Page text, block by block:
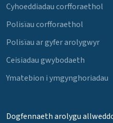
Cyhoeddiadau corfforaethol
Polisïau corfforaethol
Polisïau ar gyfer arolygwyr
Ceisiadau gwybodaeth
Ymatebion i ymgynghoriadau
Dogfennaeth arolygu